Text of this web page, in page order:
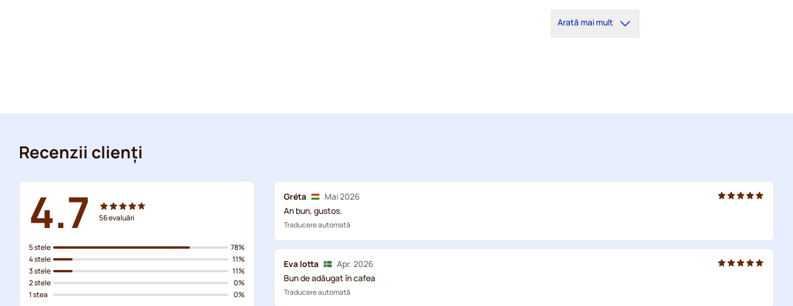
Arată mai mult
Recenzii clienți
4.7 56evaluări
5 stele
4 stele
3 stele
2 stele
1 stea
78%
11%
11%
0%
0%
Gréta
Mai 2026
An bun, gustos.
Traducere automată
Eva lotta
Apr. 2026
Bun de adăugat în cafea
Traducere automată